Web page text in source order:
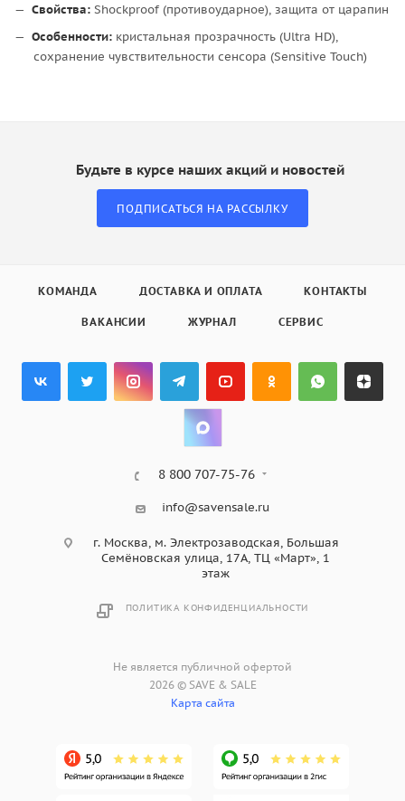
Свойства: Shockproof (противоударное), защита от царапин
Особенности: кристальная прозрачность (Ultra HD),
сохранение чувствительности сенсора (Sensitive Touch)
Будьте в курсе наших акций и новостей
ПОДПИСАТЬСЯ НА РАССЫЛКУ
КОМАНДА ДОСТАВКА И ОПЛАТА КОНТАКТЫ
ВАКАНСИИ ЖУРНАЛ СЕРВИС
8 800 707-75-76
info@savensale.ru
г. Москва, м. Электрозаводская, Большая
Семёновская улица, 17А, ТЦ «Март», 1
этаж
ПОЛИТИКА КОНФИДЕНЦИАЛЬНОСТИ
Не является публичной офертой
2026 © SAVE & SALE
Карта сайта